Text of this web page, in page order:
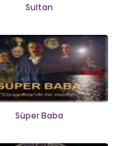
Sultan
Süper Baba